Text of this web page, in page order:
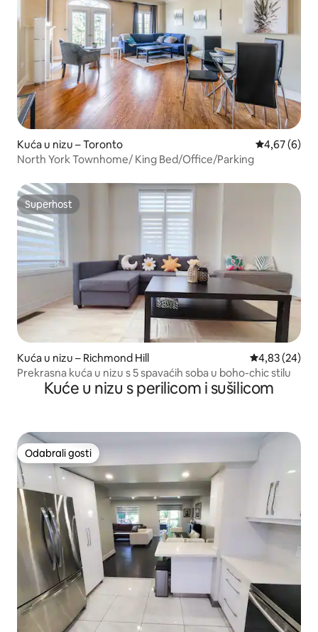
Kuća u nizu – Toronto Prosječna
4,67 (6)
North York Townhome/ King Bed/Office/Parking
Superhost
Superhost
Kuća u nizu – Richmond Hill Prosječna
4,83 (24)
Prekrasna kuća u nizu s 5 spavaćih soba u boho-chic stilu
Kuće u nizu s perilicom i sušilicom
Odabrali gosti
Odabrali gosti